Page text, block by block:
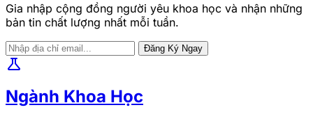
Gia nhập cộng đồng người yêu khoa học và nhận những
bản tin chất lượng nhất mỗi tuần.
Đăng Ký Ngay
science
Ngành Khoa Học